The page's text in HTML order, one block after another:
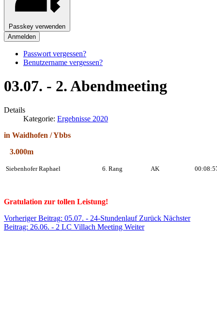
Passkey verwenden
Anmelden
Passwort vergessen?
Benutzername vergessen?
03.07. - 2. Abendmeeting
Details
Kategorie: Ergebnisse 2020
in Waidhofen / Ybbs
3.000m
Siebenhofer Raphael 6. Rang AK
Gratulation zur tollen Leistung!
Vorheriger Beitrag: 05.07. - 24-Stundenlauf Zurück Nächster
Beitrag: 26.06. - 2 LC Villach Meeting Weiter